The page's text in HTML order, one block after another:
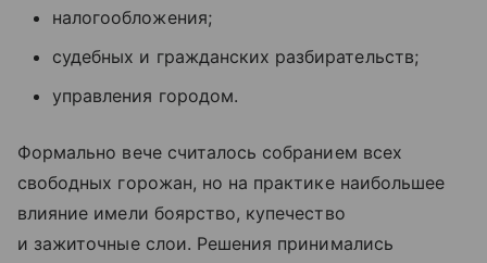
налогообложения;
судебных и гражданских разбирательств;
управления городом.
Формально вече считалось собранием всех
свободных горожан, но на практике наибольшее
влияние имели боярство, купечество
и зажиточные слои. Решения принимались